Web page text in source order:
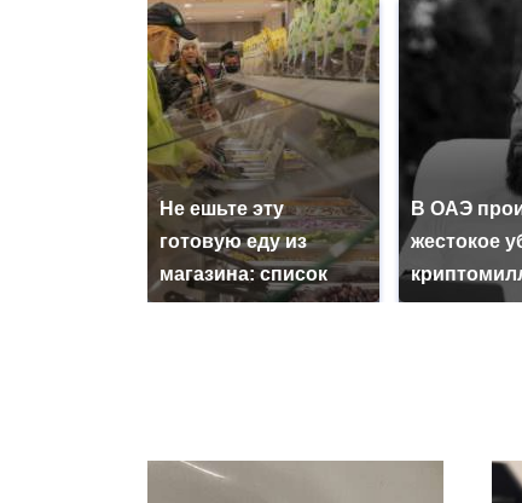
Не ешьте эту
готовую еду из
магазина: список
В ОАЭ
жестокое